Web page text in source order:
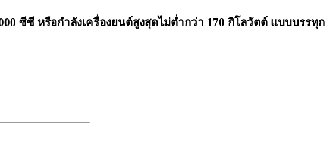
ซีซี หรือกำลังเครื่องยนต์สูงสุดไม่ต่ำกว่า 170 กิโลวัตต์ แบบบรรทุก